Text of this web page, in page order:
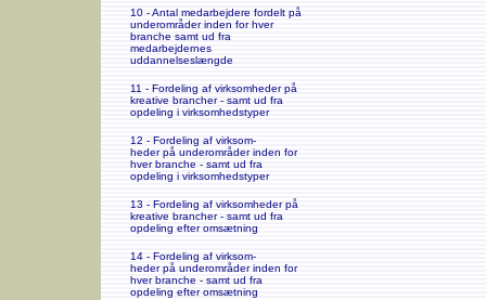
10 - Antal medarbejdere fordelt på
underområder inden for hver
branche samt ud fra
medarbejdernes
uddannelseslængde
11 - Fordeling af virksomheder på
kreative brancher - samt ud fra
opdeling i virksomhedstyper
12 - Fordeling af virksom-
heder på underområder inden for
hver branche - samt ud fra
opdeling i virksomhedstyper
13 - Fordeling af virksomheder på
kreative brancher - samt ud fra
opdeling efter omsætning
14 - Fordeling af virksom-
heder på underområder inden for
hver branche - samt ud fra
opdeling efter omsætning